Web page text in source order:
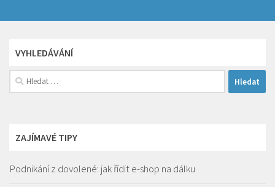
VYHLEDÁVÁNÍ
Vyhledávání
ZAJÍMAVÉ TIPY
Podnikání z dovolené: jak řídit e-shop na dálku